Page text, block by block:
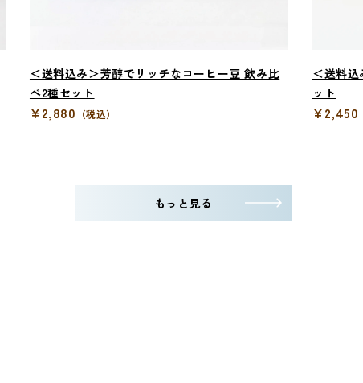
＜送料込み＞芳醇でリッチなコーヒー豆 飲み比
べ2種セット
¥2,880 （税込）
＜送料
ット
¥2,450
もっと見る